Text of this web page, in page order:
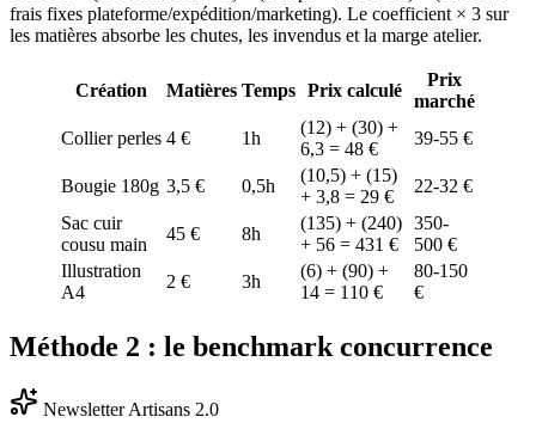
frais fixes plateforme/expédition/marketing). Le coefficient × 3 sur
les matières absorbe les chutes, les invendus et la marge atelier.
Création Matières Temps Prix calculé
Prix
marché
Collier perles 4 € 1h
(12) + (30) +
6,3 = 48 €
39-55 €
Bougie 180g 3,5 € 0,5h
(10,5) + (15)
+ 3,8 = 29 €
22-32 €
Sac cuir
cousu main
45 € 8h
(135) + (240)
+ 56 = 431 €
350-
500 €
Illustration
A4
2 € 3h
(6) + (90) +
14 = 110 €
80-150
€
Méthode 2 : le benchmark concurrence
Newsletter Artisans 2.0